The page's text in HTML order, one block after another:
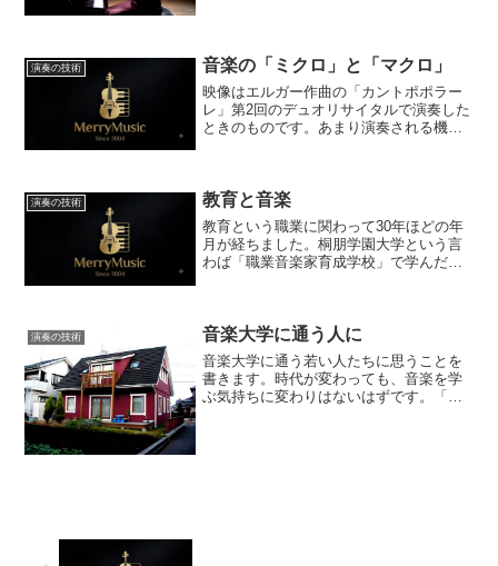
ながら、音楽を聴くことが...
演奏の技術 音楽の「ミクロ」と「マクロ」
映像はエルガー作曲の「カントポポラー
レ」第2回のデュオリサイタルで演奏した
ときのものです。あまり演奏される機会
やすいことがあります...
演奏の技術 教育と音楽
教育という職業に関わって30年ほどの年
月が経ちました。桐朋学園大学という言
わば「職業音楽家育成学校」で学んだ私
で多くの学友と同じく自...
演奏の技術 音楽大学に通う人に
音楽大学に通う若い人たちに思うことを
書きます。時代が変わっても、音楽を学
ぶ気持ちに変わりはないはずです。「プ